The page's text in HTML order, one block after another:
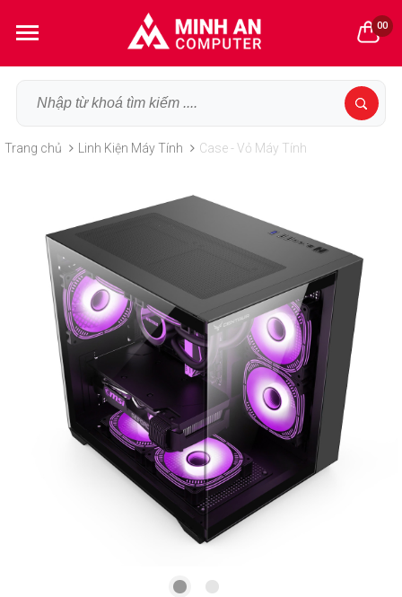
00
Trang chủ Linh Kiện Máy Tính Case - Vỏ Máy Tính